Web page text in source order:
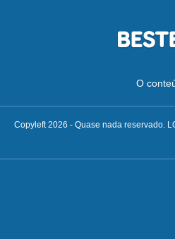
O
Copyleft 2026 - Quase nada reservado.